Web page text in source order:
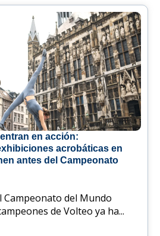
en acción:
acrobáticas en
antes del Campeonato
Campeonato del Mundo
de Volteo ya ha...